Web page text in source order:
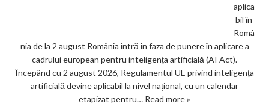
aplica
bil în
Româ
nia de la 2 august România intră în faza de punere în aplicare a
cadrului european pentru inteligența artificială (AI Act).
Începând cu 2 august 2026, Regulamentul UE privind inteligența
artificială devine aplicabil la nivel național, cu un calendar
etapizat pentru… Read more »